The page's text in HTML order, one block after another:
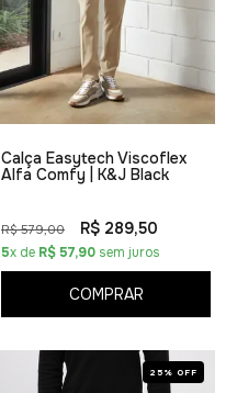
Calça Easytech Viscoflex
Alfa Comfy | K&J Black
R$ 579,00 R$ 289,50
5x de R$ 57,90 sem juros
COMPRAR
25% OFF